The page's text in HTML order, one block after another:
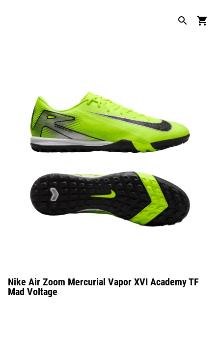
Nike Air Zoom Mercurial Vapor XVI Academy TF
Mad Voltage